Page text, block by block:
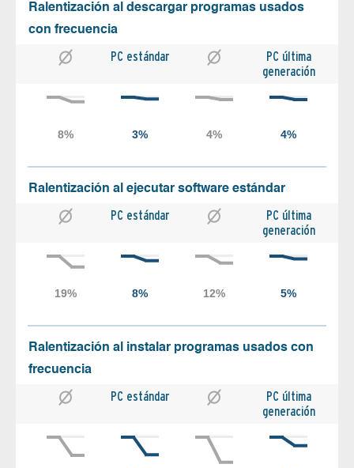
Ralentización al descargar programas usados
con frecuencia
PC estándar
PC última
generación
Ralentización al ejecutar software estándar
PC estándar
PC última
generación
Ralentización al instalar programas usados con
frecuencia
PC estándar
PC última
generación